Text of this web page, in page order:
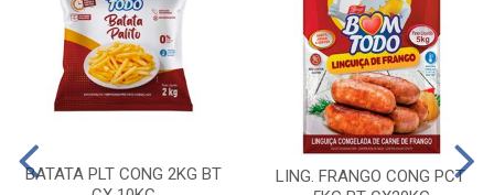
BATATA PLT CONG 2KG BT
LING. FRANGO CONG PCT